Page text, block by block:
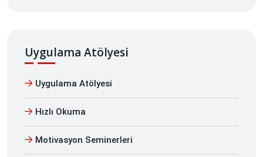
Uygulama Atölyesi
Uygulama Atölyesi
Hızlı Okuma
Motivasyon Seminerleri